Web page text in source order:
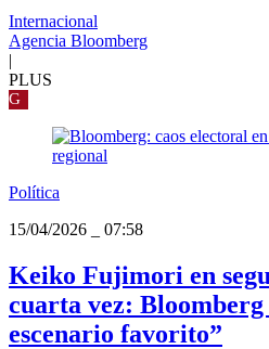
Internacional
Agencia Bloomberg
|
PLUS
G
Política
15/04/2026
07:58
Keiko Fujimori en
cuarta vez: Bloomberg
escenario favorito”